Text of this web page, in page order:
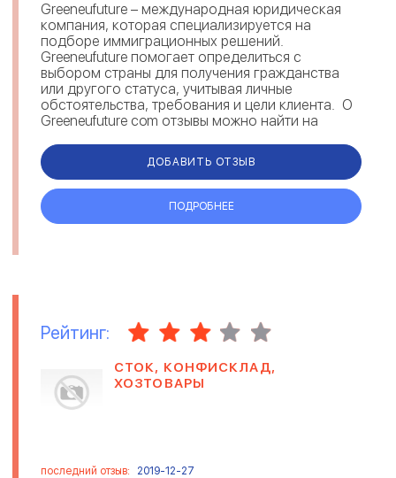
Greeneufuture – международная юридическая
компания, которая специализируется на
подборе иммиграционных решений.
Greeneufuture помогает определиться с
выбором страны для получения гражданства
или другого статуса, учитывая личные
обстоятельства, требования и цели клиента. О
Greeneufuture com отзывы можно найти на
ДОБАВИТЬ ОТЗЫВ
ПОДРОБНЕЕ
Рейтинг:
СТОК, КОНФИСКЛАД,
ХОЗТОВАРЫ
последний отзыв: 2019-12-27